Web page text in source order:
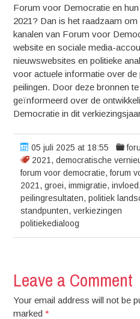
Forum voor Democratie en
2021? Dan is het raadzaam
kanalen van Forum voor
website en sociale media-
nieuwswebsites en politieke
voor actuele informatie over de
peilingen. Door deze bronnen
geïnformeerd over de
Democratie in dit
05 juli 2025 at 18:55
2021 ,democratische
forum voor democratie,forum
2021 ,groei,immigratie,invloed,
peilingresultaten,politiek
standpunten,verkiezingen
politiekedialoog
Leave a Comment
Your email address will not be
marked*